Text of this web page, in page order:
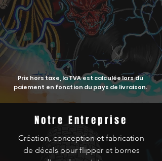
Prix hors taxe, la TVA est calculée lors du
paiement en fonction du pays de livraison.
Notre Entreprise
Création, conception et fabrication
de décals pour flipper et bornes